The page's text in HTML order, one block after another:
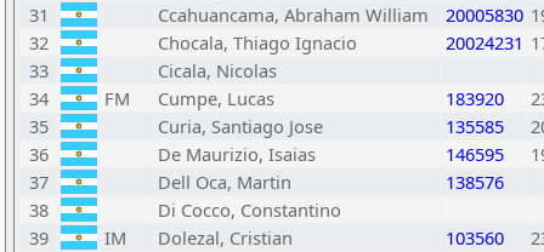
31
Ccahuancama, Abraham William 20005830
32
Chocala, Thiago Ignacio 20024231
33
Cicala, Nicolas
34
FM Cumpe, Lucas 183920
35
Curia, Santiago Jose 135585
36
De Maurizio, Isaias 146595
37
Dell Oca, Martin
138576
38
Di Cocco, Constantino
39
IM Dolezal, Cristian 103560